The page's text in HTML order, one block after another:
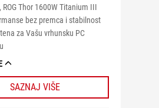
ROG Thor 1600W Titanium III
bez premca i stabilnost
za Vašu vrhunsku PC
SAZNAJ VIŠE